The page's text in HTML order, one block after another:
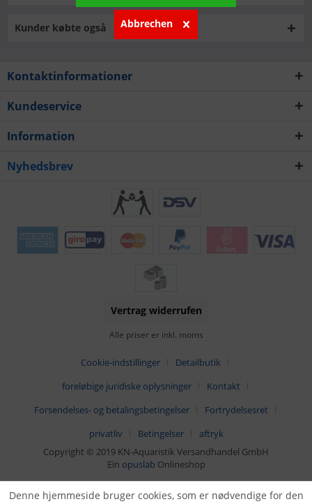
Kunder købte også
Kontaktinformationer
Kundeservice
Information
Nyhedsbrev
Vertrag widerrufen
Alle priser er inkl. moms
Cookie-indstillinger
Detailbutik
foreløbige juridiske oplysninger
Kontakt
Forsendelses- og betalingsbetingelser
Fortrydelsesret
privatliv
Betingelser
aftryk
Copyright © 2019 KN-Aquaristik Versandhandel GmbH
Ein opuslab Onlineshop
Denne hjemmeside bruger cookies, som er nødvendige for den
Abbrechen